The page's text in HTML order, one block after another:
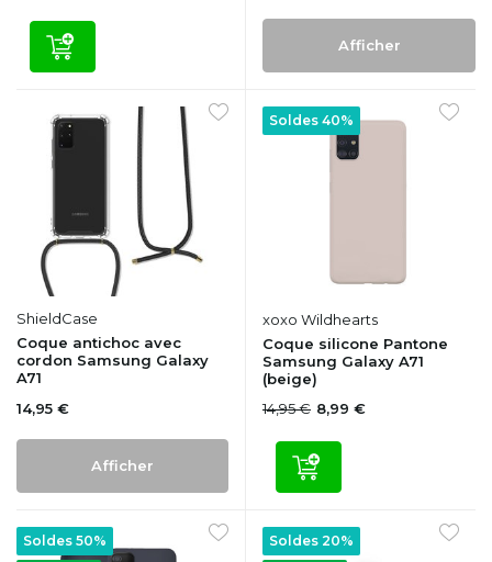
Afficher
ShieldCase
Coque antichoc avec
cordon Samsung Galaxy
A71
14,95 €
Afficher
Soldes 40%
xoxo Wildhearts
Coque silicone Pantone
Samsung Galaxy A71
(beige)
14,95 € 8,99 €
Soldes 50% Soldes 20%